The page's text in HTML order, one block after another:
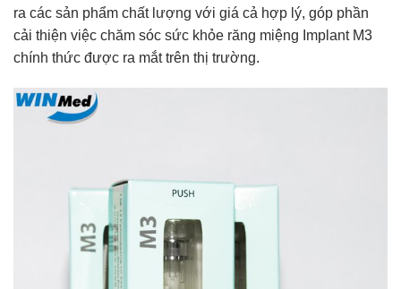
ra các sản phẩm chất lượng với giá cả hợp lý, góp phần
cải thiện việc chăm sóc sức khỏe răng miệng Implant M3
chính thức được ra mắt trên thị trường.